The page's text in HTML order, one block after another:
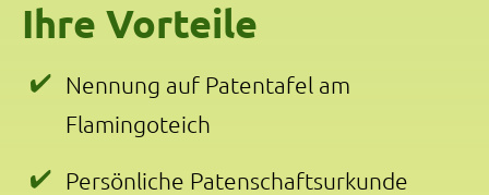
Ihre Vorteile
Nennung auf Patentafel am
Flamingoteich
Persönliche Patenschaftsurkunde